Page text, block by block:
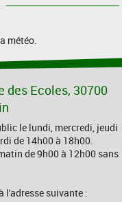
météo.
des Ecoles, 30700
le lundi, mercredi, jeudi
de 14h00 à 18h00.
de 9h00 à 12h00 sans
l'adresse suivante :